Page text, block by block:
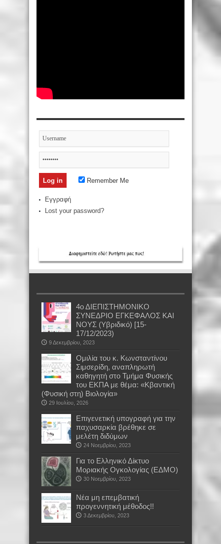
Remember Me
Εγγραφή
Lost your password?
4ο ΔΙΕΠΙΣΤΗΜΟΝΙΚΟ
ΣΥΝΕΔΡΙΟ ΕΓΚΕΦΑΛΟΣ ΚΑΙ
ΝΟΥΣ (Υβριδικό) [15-
17/12/2023)
9 Δεκεμβρίου, 2023
Oμιλία του κ. Κωνσταντίνου
Σιμσερίδη, αναπληρωτή
καθηγητή στο Τμήμα Φυσικής
του ΕΚΠΑ με θέμα: «Κβαντική
(Φυσική στη) Βιολογία»
29 Ιουλίου, 2026
Επιγενετική υπογραφή για την
παχυσαρκία βρέθηκε σε
μελέτη διδύμων
24 Νοεμβρίου, 2023
Για το Ελληνικό Δίκτυο
Μοριακής Ογκολογίας (ΕΔΜΟ)
30 Νοεμβρίου, 2023
Νέα μη επεμβατική
προγεννητική μέθοδος!!
3 Δεκεμβρίου, 2023